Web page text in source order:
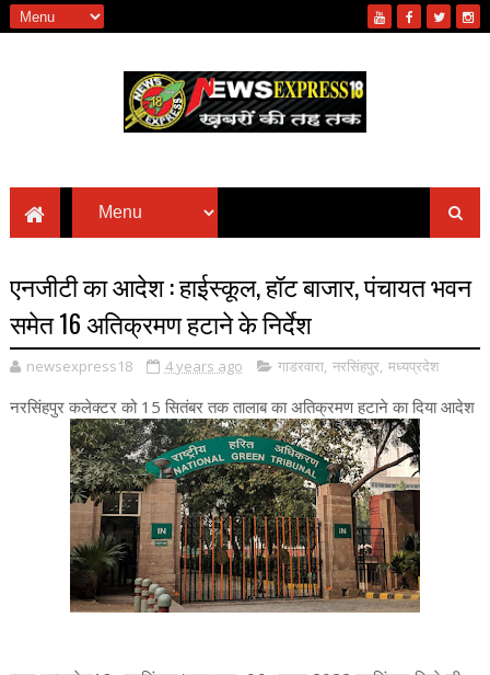
एनजीटी का आदेश : हाईस्कूल, हॉट बाजार, पंचायत भवन
समेत 16 अतिक्रमण हटाने के निर्देश
newsexpress18 4 years ago गाडरवारा, नरसिंहपुर, मध्यप्रदेश
नरसिंहपुर कलेक्टर को 15 सितंबर तक तालाब का अतिक्रमण हटाने का दिया आदेश